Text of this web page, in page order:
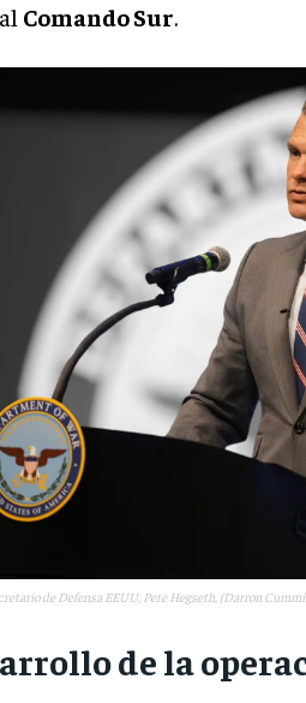
Comando Sur.
de Defensa EEUU, Pete Hegseth, (Darron
de la